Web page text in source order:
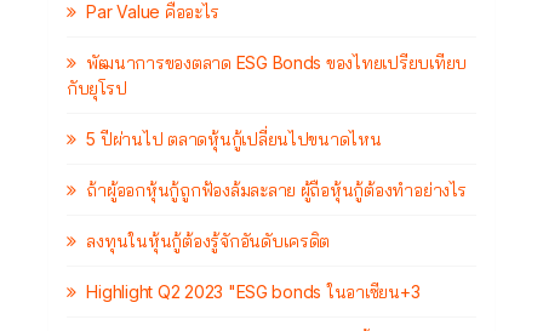
Par Value คืออะไร
พัฒนาการของตลาด ESG Bonds ของไทยเปรียบเทียบ
กับยุโรป
5 ปีผ่านไป ตลาดหุ้นกู้เปลี่ยนไปขนาดไหน
ถ้าผู้ออกหุ้นกู้ถูกฟ้องล้มละลาย ผู้ถือหุ้นกู้ต้องทำอย่างไร
ลงทุนในหุ้นกู้ต้องรู้จักอันดับเครดิต
Highlight Q2 2023 "ESG bonds ในอาเซียน+3